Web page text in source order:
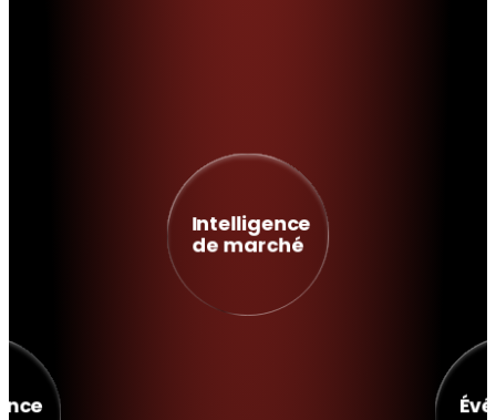
Intelligence
de marché